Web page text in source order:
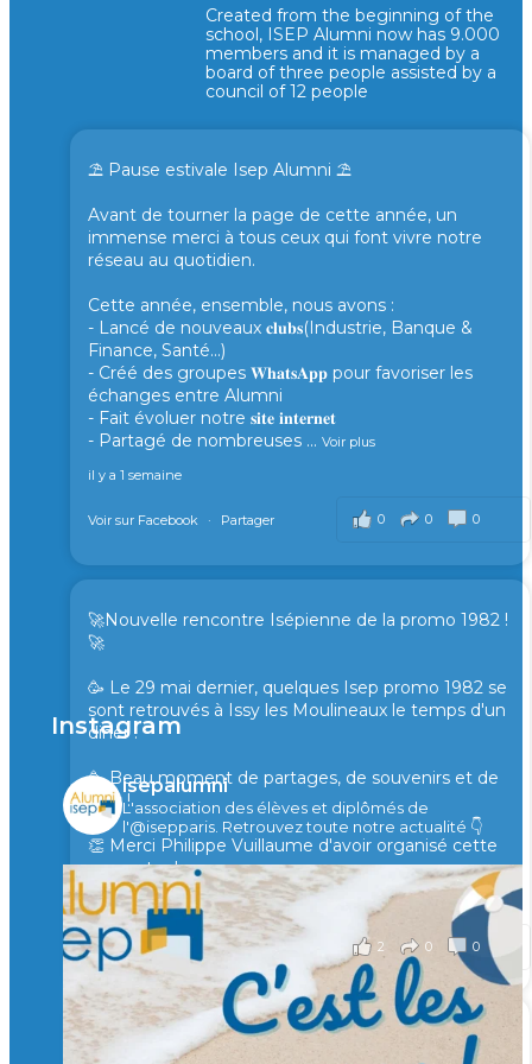
Created from the beginning of the
school, ISEP Alumni now has 9.000
members and it is managed by a
board of three people assisted by a
council of 12 people
⛱️ Pause estivale Isep Alumni ⛱️
Avant de tourner la page de cette année, un
immense merci à tous ceux qui font vivre notre
réseau au quotidien.
Cette année, ensemble, nous avons :
- Lancé de nouveaux 𝐜𝐥𝐮𝐛𝐬(Industrie, Banque &
Finance, Santé...)
- Créé des groupes 𝐖𝐡𝐚𝐭𝐬𝐀𝐩𝐩 pour favoriser les
échanges entre Alumni
- Fait évoluer notre 𝐬𝐢𝐭𝐞 𝐢𝐧𝐭𝐞𝐫𝐧𝐞𝐭
- Partagé de nombreuses ... Voir plus
il y a 1 semaine
0 0 0
Voir sur Facebook · Partager
🚀Nouvelle rencontre Isépienne de la promo 1982 !
🚀
🥳 Le 29 mai dernier, quelques Isep promo 1982 se
sont retrouvés à Issy les Moulineaux le temps d'un
diner !
🥳 Beau moment de partages, de souvenirs et de
rires !
👏 Merci Philippe Vuillaume d'avoir organisé cette
rencontre !
il y a 2 mois
2 0 0
Voir sur Facebook · Partager
🙏 Soutenez l’Isep via la taxe d’apprentissage 2026
Instagram
isepalumni
L'association des élèves et diplômés de
l'@isepparis. Retrouvez toute notre actualité 👇